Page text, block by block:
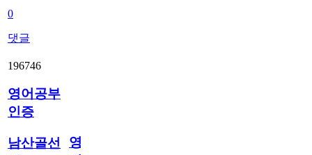
0
댓글
196746
영어공부
인증
남산골선
영